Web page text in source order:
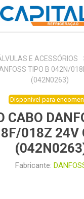
E ACESSÓRIOS
TIPO B 042N/
(042N0263)
Disponível para
CABO
018Z 24V
Fabricante: